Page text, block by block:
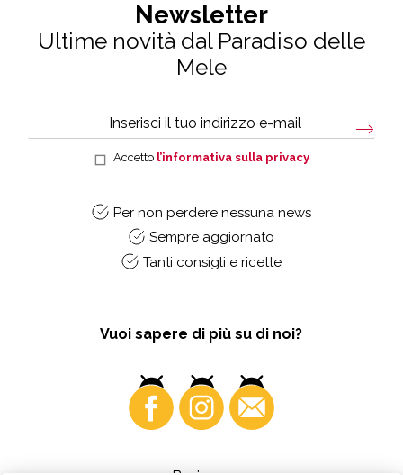
Newsletter
Ultime novità dal Paradiso delle
Mele
Accetto l’informativa sulla privacy
Per non perdere nessuna news
Sempre aggiornato
Tanti consigli e ricette
Vuoi sapere di più su di noi?